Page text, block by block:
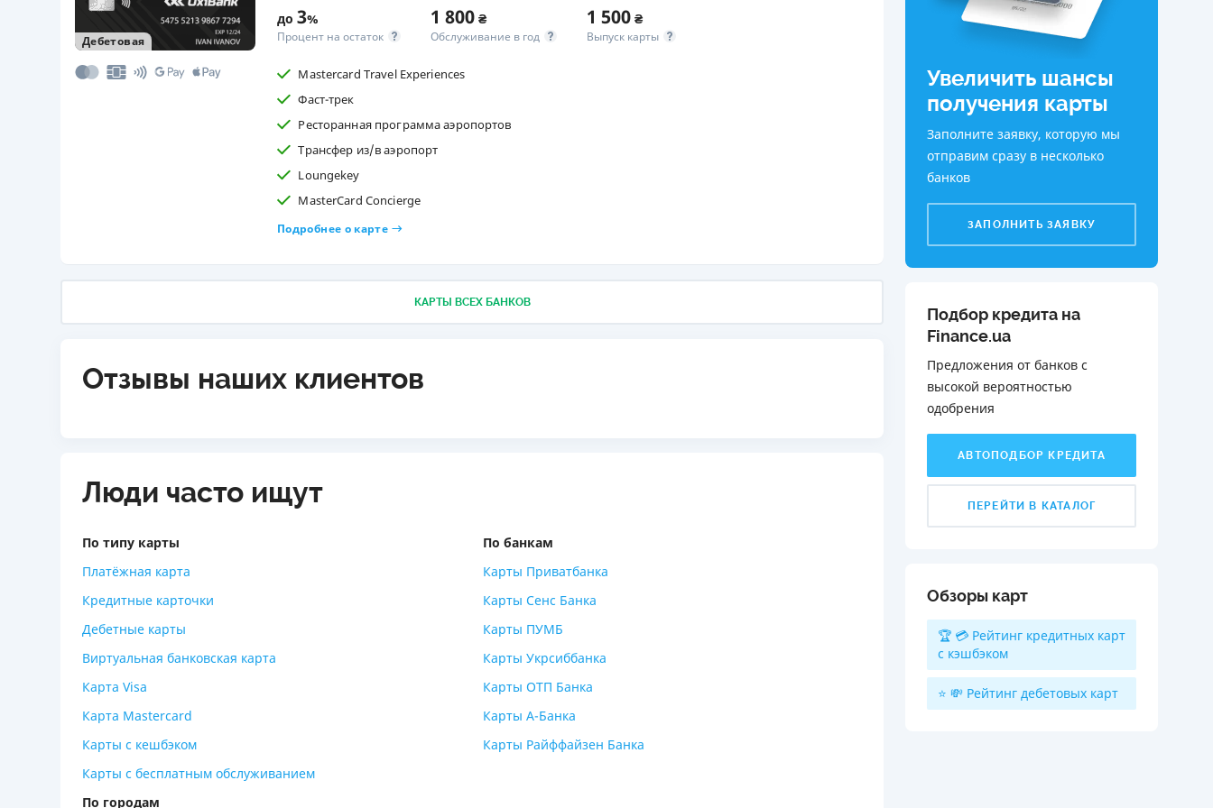
ЕЖЕМЕСЯЧНЫЙ ОБЗОР
КЕШБЭКА
Дебетовая
до 3%
Процент на остаток
1 800 ₴
Обслуживание в год
1 500 ₴
Выпуск карты
Mastercard Travel Experiences
Фаст-трек
Ресторанная программа аэропортов
Трансфер из/в аэропорт
Loungekey
MasterCard Concierge
Подробнее о карте
КАРТЫ ВСЕХ БАНКОВ
Отзывы наших клиентов
Люди часто ищут
По типу карты
Платёжная карта
Кредитные карточки
Дебетные карты
Виртуальная банковская карта
Карта Visa
Карта Mastercard
Карты с кешбэком
Карты с бесплатным обслуживанием
По банкам
Карты Приватбанка
Карты Сенс Банка
Карты ПУМБ
Карты Укрсиббанка
Карты ОТП Банка
Карты А-Банка
Карты Райффайзен Банка
По городам
Увеличить шансы
получения карты
Заполните заявку, которую мы
отправим сразу в несколько
банков
ЗАПОЛНИТЬ ЗАЯВКУ
Подбор кредита на
Finance.ua
Предложения от банков с
высокой вероятностью
одобрения️
АВТОПОДБОР КРЕДИТА
ПЕРЕЙТИ В КАТАЛОГ
Обзоры карт
🏆 💳 Рейтинг кредитных карт
с кэшбэком
⭐ 💸 Рейтинг дебетовых карт